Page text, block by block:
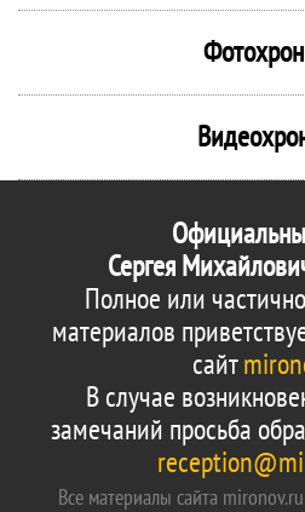
Сергея
Полное или
материалов
сайт
В случае
замечаний просьба
Все материалы сайта